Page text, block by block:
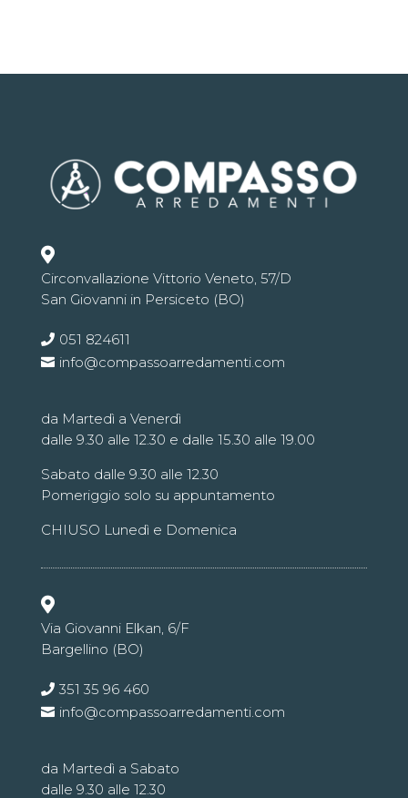

Circonvallazione Vittorio Veneto, 57/D
San Giovanni in Persiceto (BO)
051 824611
info@compassoarredamenti.com
da Martedì a Venerdì
dalle 9.30 alle 12.30 e dalle 15.30 alle 19.00
Sabato dalle 9.30 alle 12.30
Pomeriggio solo su appuntamento
CHIUSO Lunedì e Domenica

Via Giovanni Elkan, 6/F
Bargellino (BO)
351 35 96 460
info@compassoarredamenti.com
da Martedì a Sabato
dalle 9.30 alle 12.30